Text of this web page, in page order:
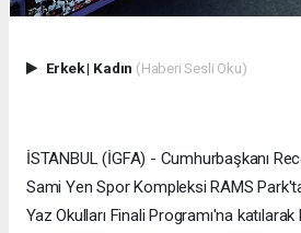
Erkek| Kadın (Haberi Sesli Oku)
İSTANBUL (İGFA) - Cumhurbaşkanı
Sami Yen Spor Kompleksi RAMS
Yaz Okulları Finali Programı'na